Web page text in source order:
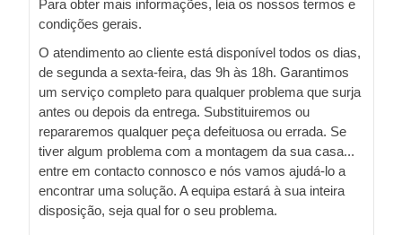
Para obter mais informações, leia os nossos termos e
condições gerais.
O atendimento ao cliente está disponível todos os dias,
de segunda a sexta-feira, das 9h às 18h. Garantimos
um serviço completo para qualquer problema que surja
antes ou depois da entrega. Substituiremos ou
repararemos qualquer peça defeituosa ou errada. Se
tiver algum problema com a montagem da sua casa...
entre em contacto connosco e nós vamos ajudá-lo a
encontrar uma solução. A equipa estará à sua inteira
disposição, seja qual for o seu problema.